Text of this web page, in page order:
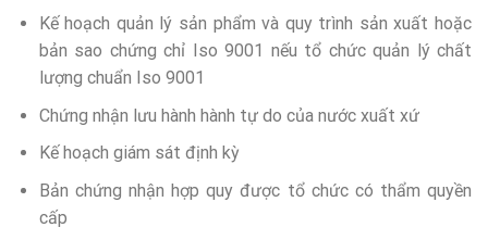
Kế hoạch quản lý sản phẩm và quy trình sản xuất hoặc
bản sao chứng chỉ Iso 9001 nếu tổ chức quản lý chất
lượng chuẩn Iso 9001
Chứng nhận lưu hành hành tự do của nước xuất xứ
Kế hoạch giám sát định kỳ
Bản chứng nhận hợp quy được tổ chức có thẩm quyền
cấp